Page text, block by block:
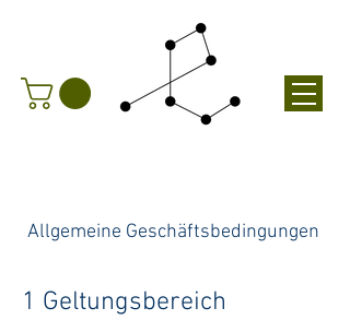
Allgemeine Geschäftsbedingungen
1 Geltungsbereich